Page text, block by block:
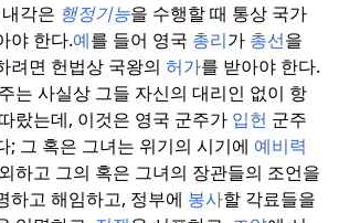
각은 행정기능을 수행할 때 통상 국가
야 한다.예를 들어 영국 총리가 총선을
려면 헌법상 국왕의 허가를 받아야 한다.
는 사실상 그들 자신의 대리인 없이 항
랐는데, 이것은 영국 군주가 입헌 군주
; 그 혹은 그녀는 위기의 시기에 예비력
하고 그의 혹은 그녀의 장관들의 조언을
하고 해임하고, 정부에 봉사할 각료들을